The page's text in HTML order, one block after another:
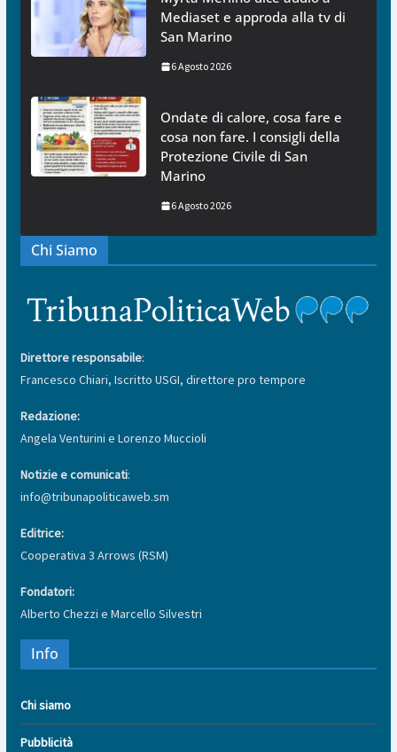
Mediaset e approda alla tv di
San Marino
6 Agosto 2026
Ondate di calore, cosa fare e
cosa non fare. I consigli della
Protezione Civile di San
Marino
6 Agosto 2026
Chi Siamo
Direttore responsabile:
Francesco Chiari, Iscritto USGI, direttore pro tempore
Redazione:
Angela Venturini e Lorenzo Muccioli
Notizie e comunicati:
info@tribunapoliticaweb.sm
Editrice:
Cooperativa 3 Arrows (RSM)
Fondatori:
Alberto Chezzi e Marcello Silvestri
Info
Chi siamo
Pubblicità